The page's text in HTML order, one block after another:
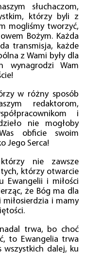
słuchaczom,
którzy byli z
mogliśmy tworzyć,
Bożym. Każda
transmisja, każde
z Wami były dla
wynagrodzi Wam
w różny sposób
redaktorom,
i
nie mogłoby
obficie swoim
Jego Serca!
nie zawsze
którzy otwarcie
Ewangelii i miłości
że Bóg ma dla
i mamy
trwa, bo choć
to Ewangelia trwa
wszystkich dalej, ku